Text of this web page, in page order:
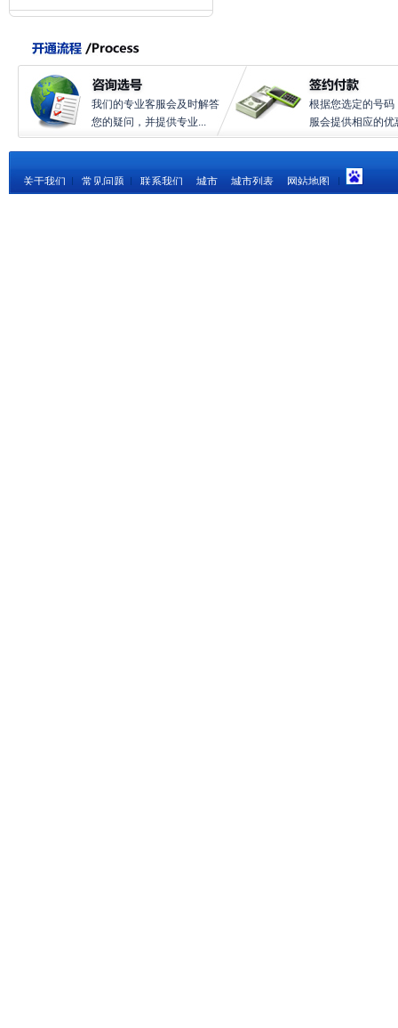
我们的专业客服会及时解答
您的疑问，并提供专业...
根据您选定的号码
服会提供相应的优
关于我们 常见问题 联系我们 城市 城市列表 网站地图